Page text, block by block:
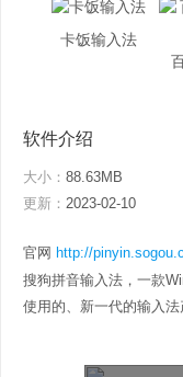
卡饭输入法
软件介绍
大小： 88.63MB
更新： 2023-02-10
官网 http://
搜狗拼音输入法，一款
使用的、新一代的输入